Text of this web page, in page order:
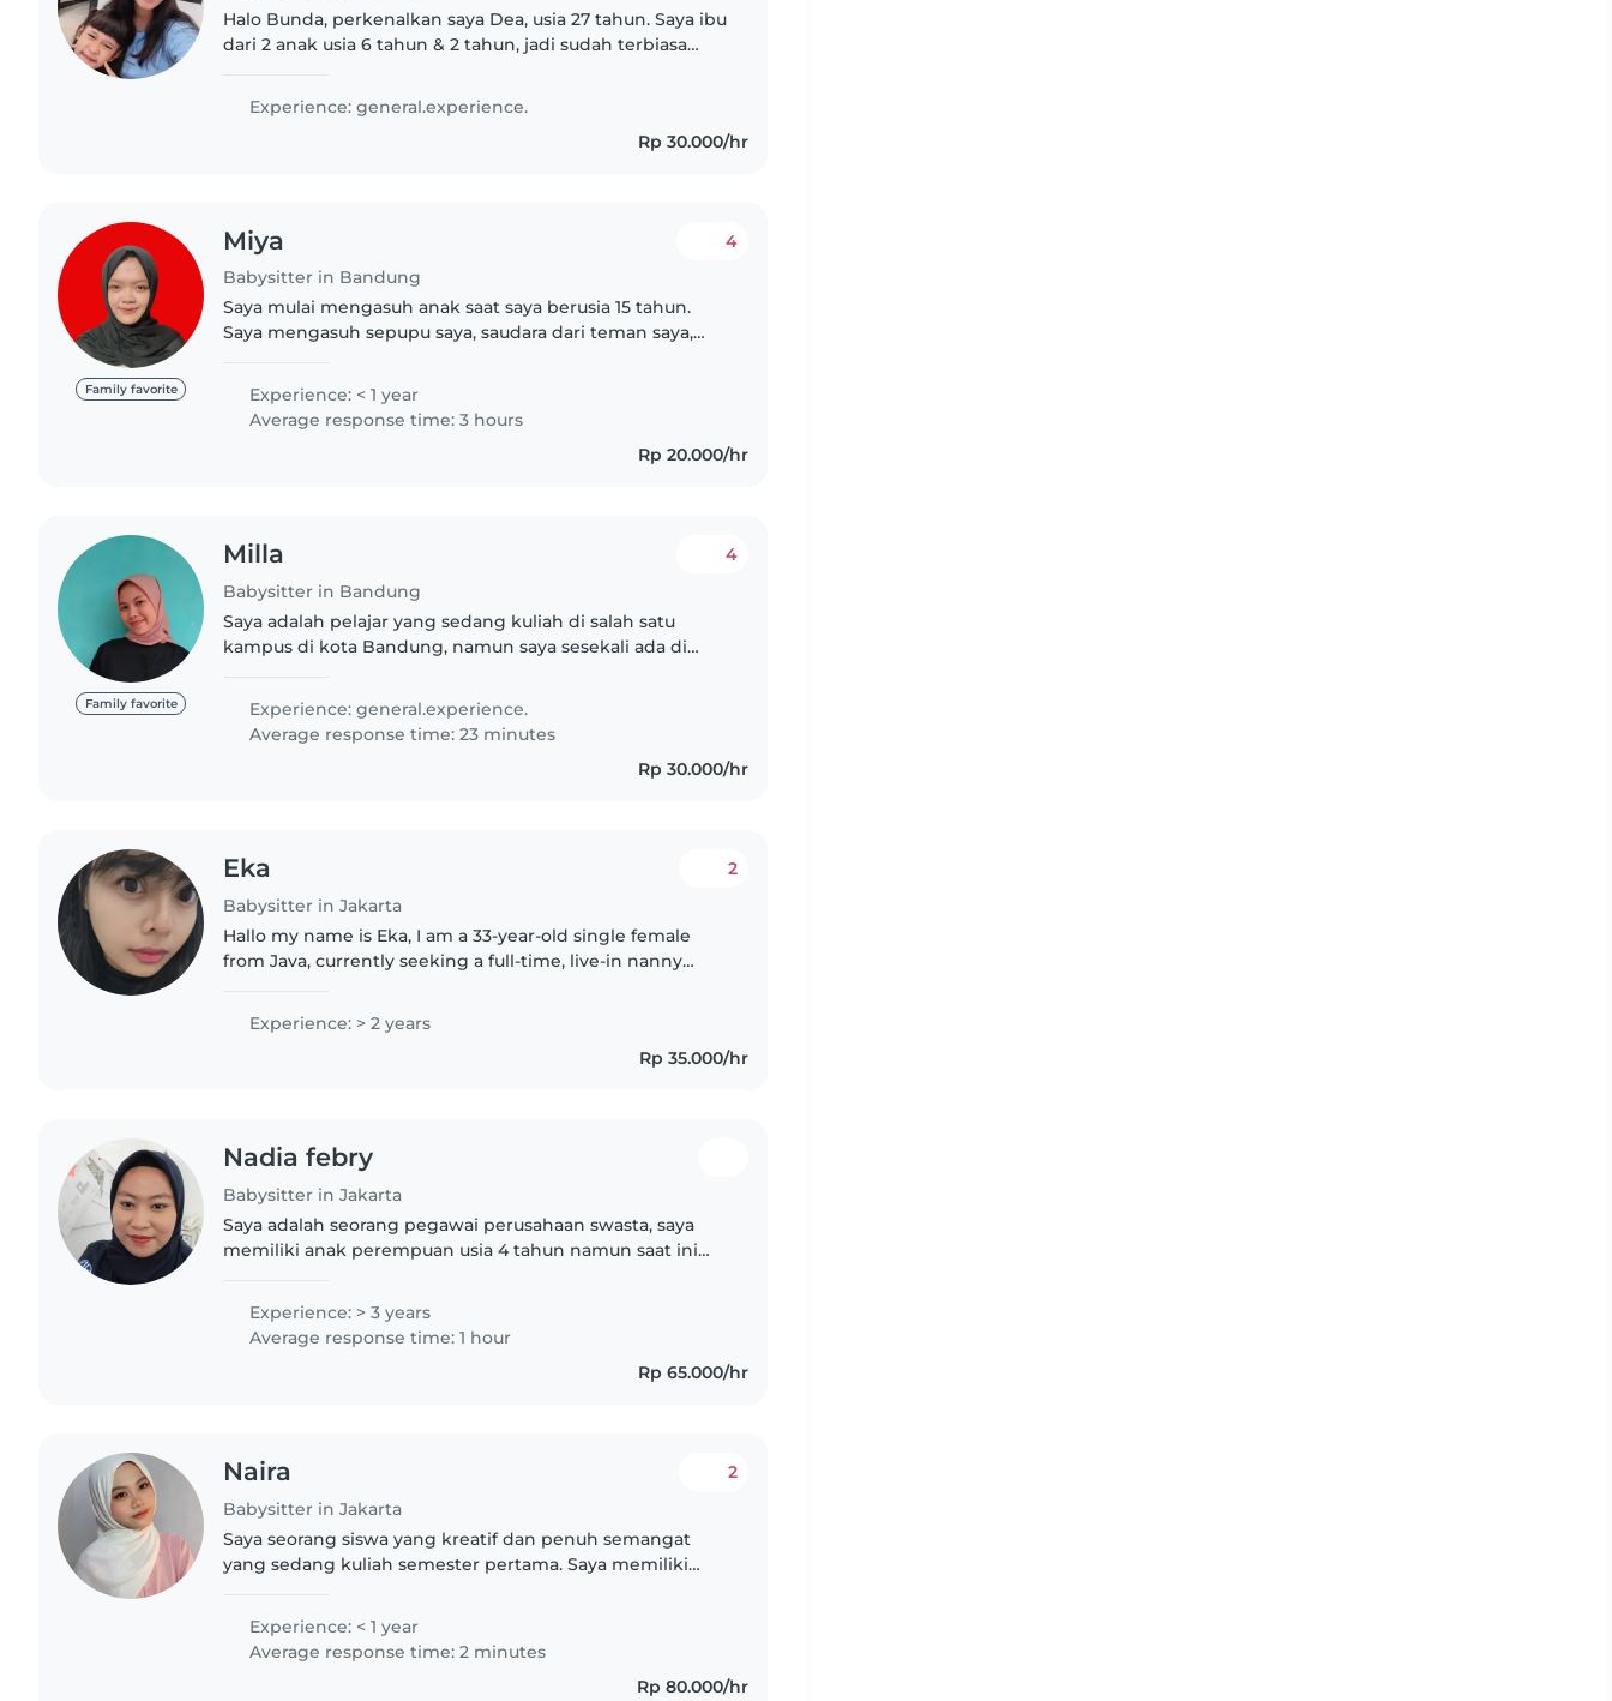
Halo Bunda, perkenalkan saya Dea, usia 27 tahun. Saya ibu
dari 2 anak usia 6 tahun & 2 tahun, jadi sudah terbiasa
Experience: general.experience.
Rp 30.000/hr
Family favorite
Miya
Babysitter in Bandung
4
Saya mulai mengasuh anak saat saya berusia 15 tahun.
Saya mengasuh sepupu saya, saudara dari teman saya,
dimanapun Di waktu..
Experience: < 1 year
Average response time: 3 hours
Rp 20.000/hr
Family favorite
Milla
Babysitter in Bandung
4
Saya adalah pelajar yang sedang kuliah di salah satu
kampus di kota Bandung, namun saya sesekali ada di
usia toddler, preschooler,..
Experience: general.experience.
Average response time: 23 minutes
Rp 30.000/hr
Eka
Babysitter in Jakarta
2
Hallo my name is Eka, I am a 33-year-old single female
from Java, currently seeking a full-time, live-in nanny
experience in..
Experience: > 2 years
Rp 35.000/hr
Nadia febry
Babysitter in Jakarta
Saya adalah seorang pegawai perusahaan swasta, saya
memiliki anak perempuan usia 4 tahun namun saat ini
meminta dan beliau sendirian...
Experience: > 3 years
Average response time: 1 hour
Rp 65.000/hr
Naira
Babysitter in Jakarta
2
Saya seorang siswa yang kreatif dan penuh semangat
yang sedang kuliah semester pertama. Saya memiliki
Experience: < 1 year
Average response time: 2 minutes
Rp 80.000/hr